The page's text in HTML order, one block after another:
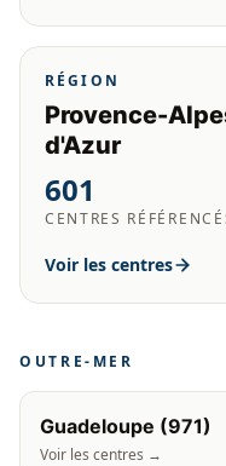
RÉGION
Provence-
d'Azur
601
CENTRES
Voir les centres
OUTRE-MER
Guadeloupe (971)
Voir les centres →